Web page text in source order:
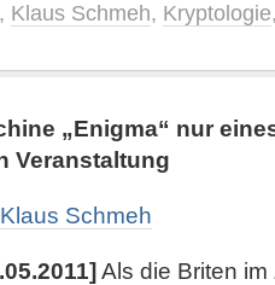
, Klaus Schmeh, Kryptologie
„Enigma“ nur
Veranstaltung
Klaus Schmeh
Als die Briten